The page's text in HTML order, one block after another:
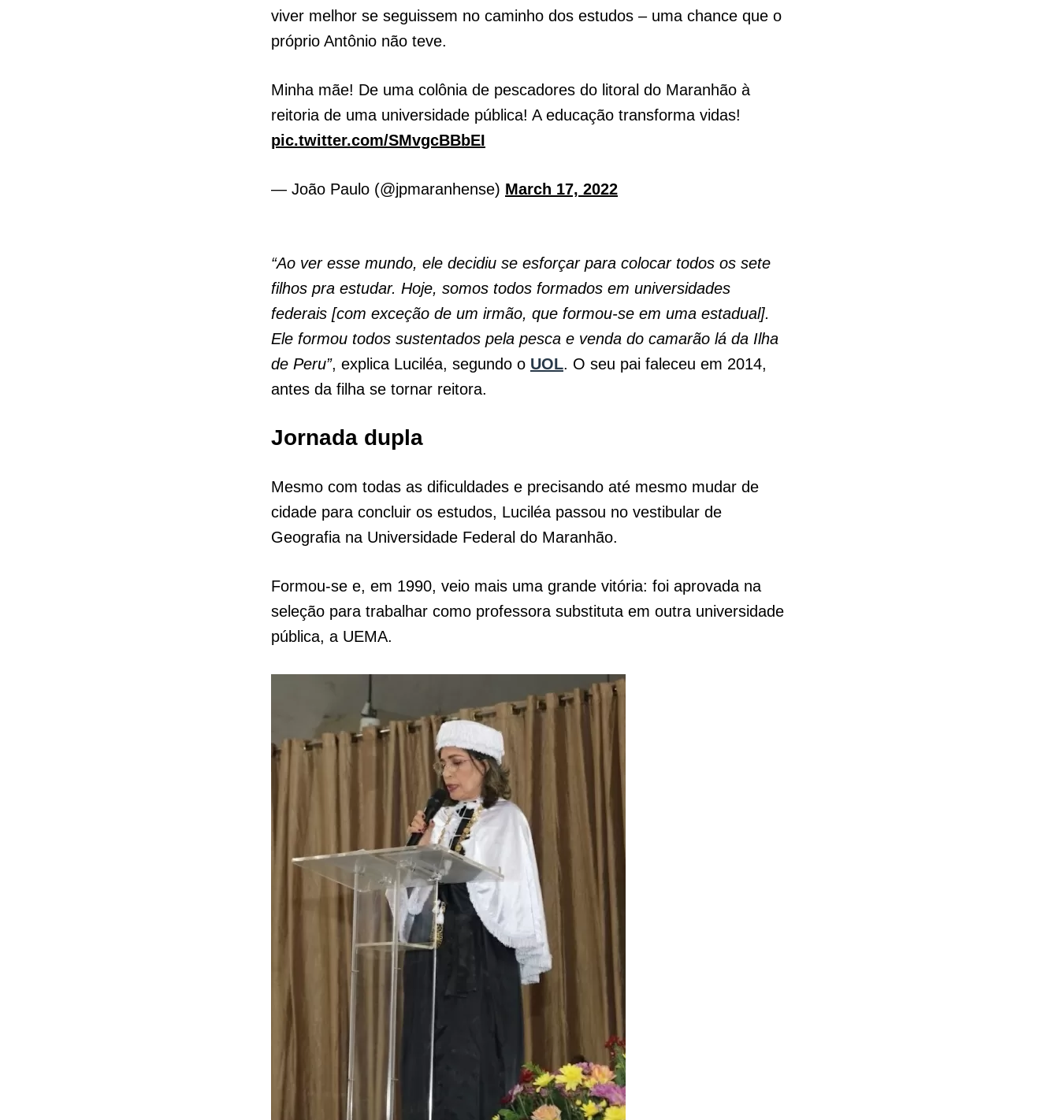
viver melhor se seguissem no caminho dos estudos – uma chance que o
próprio Antônio não teve.
Minha mãe! De uma colônia de pescadores do litoral do Maranhão à
reitoria de uma universidade pública! A educação transforma vidas!
pic.twitter.com/SMvgcBBbEI
— João Paulo (@jpmaranhense) March 17, 2022
“Ao ver esse mundo, ele decidiu se esforçar para colocar todos os sete
filhos pra estudar. Hoje, somos todos formados em universidades
federais [com exceção de um irmão, que formou-se em uma estadual].
Ele formou todos sustentados pela pesca e venda do camarão lá da Ilha
de Peru”, explica Luciléa, segundo o UOL. O seu pai faleceu em 2014,
antes da filha se tornar reitora.
Jornada dupla
Mesmo com todas as dificuldades e precisando até mesmo mudar de
cidade para concluir os estudos, Luciléa passou no vestibular de
Geografia na Universidade Federal do Maranhão.
Formou-se e, em 1990, veio mais uma grande vitória: foi aprovada na
seleção para trabalhar como professora substituta em outra universidade
pública, a UEMA.